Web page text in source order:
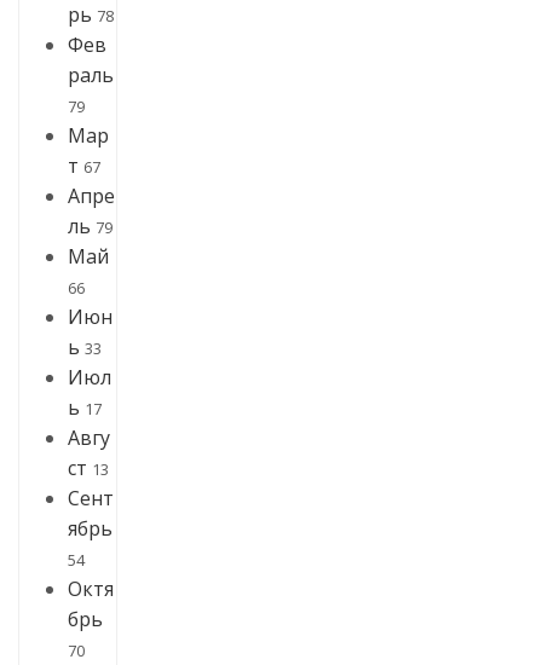
рь 78
Фев
раль
79
Мар
т 67
Апре
ль 79
Май
66
Июн
ь 33
Июл
ь 17
Авгу
ст 13
Сент
ябрь
54
Октя
брь
70